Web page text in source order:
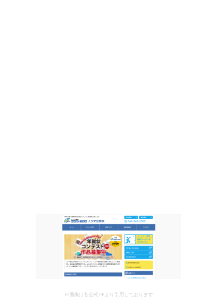
※画像は各公式HPより引用しております